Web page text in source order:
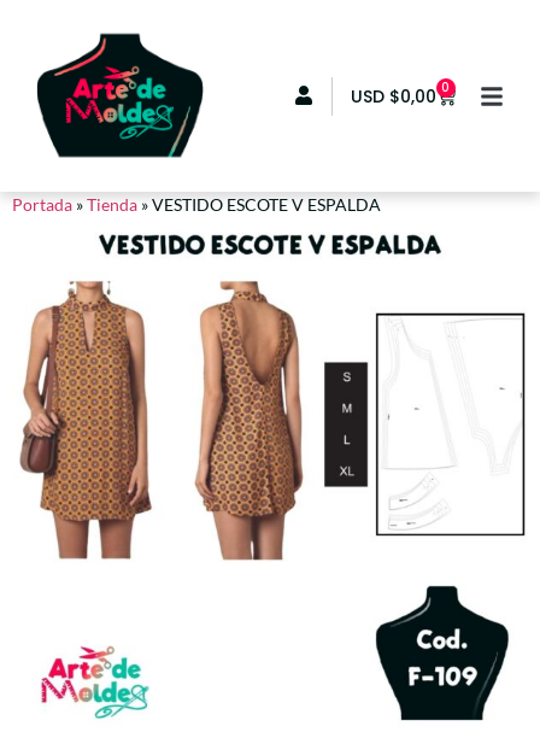
USD $0,00 0
Portada »Tienda »VESTIDO ESCOTE V ESPALDA